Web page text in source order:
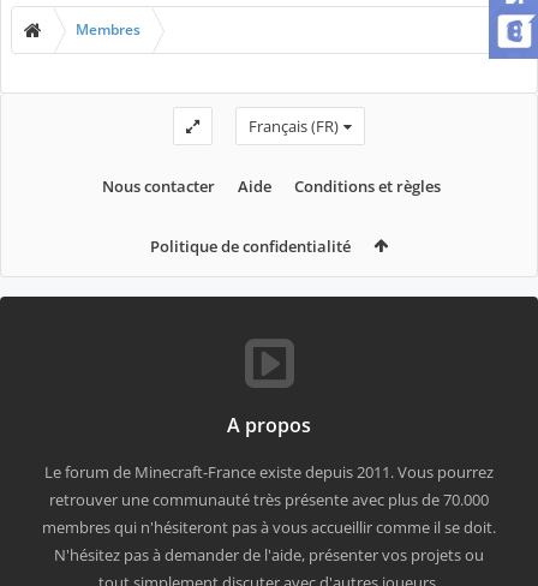
Membres
Français (FR)
Nous contacter Aide Conditions et règles
Politique de confidentialité
A propos
Le forum de Minecraft-France existe depuis 2011. Vous pourrez
retrouver une communauté très présente avec plus de 70.000
membres qui n'hésiteront pas à vous accueillir comme il se doit.
N'hésitez pas à demander de l'aide, présenter vos projets ou